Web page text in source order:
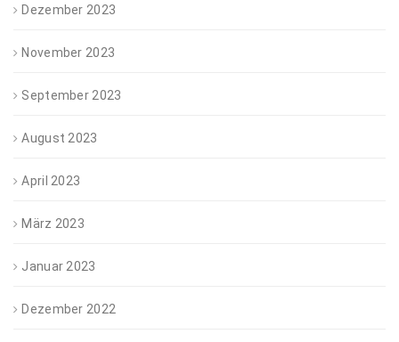
Dezember 2023
November 2023
September 2023
August 2023
April 2023
März 2023
Januar 2023
Dezember 2022